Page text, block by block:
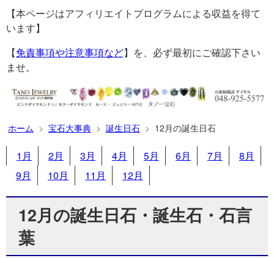
【本ページはアフィリエイトプログラムによる収益を得て
います】
【免責事項や注意事項など】を、必ず最初にご確認下さい
ませ。
ホーム 宝石大事典 誕生日石 12月の誕生日石
1月 2月 3月 4月 5月 6月 7月
8月
9月
10月 11月 12月
12月の誕生日石・誕生石・石言
葉